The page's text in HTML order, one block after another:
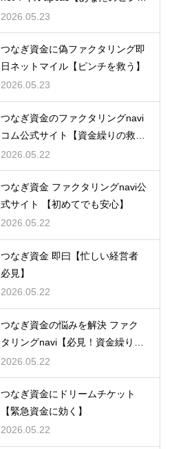
スを守る】
2026.05.23
つなぎ資金に偽ファクタリング即
日ネットマイル【ピンチを救う】
2026.05.23
つなぎ資金のファクタリングnavi
コム公式サイト【資金繰りの救世
主】
2026.05.22
つなぎ資金 ファクタリングnavi公
式サイト 【初めてでも安心】
2026.05.22
つなぎ資金 即曰【忙しい経営者
必見】
2026.05.22
つなぎ資金の悩みを解決 ファク
タリングnavi【必見！資金繰り対
策】
2026.05.22
つなぎ資金にドリームチケット
【緊急資金に効く】
2026.05.22